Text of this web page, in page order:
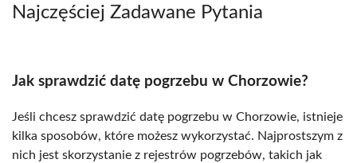
Najczęściej Zadawane Pytania
Jak sprawdzić datę pogrzebu w Chorzowie?
Jeśli chcesz sprawdzić datę pogrzebu w Chorzowie, istnieje
kilka sposobów, które możesz wykorzystać. Najprostszym z
nich jest skorzystanie z rejestrów pogrzebów, takich jak